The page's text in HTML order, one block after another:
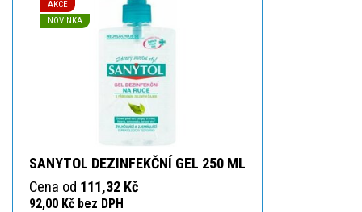
AKCE
NOVINKA
SANYTOL DEZINFEKČNÍ GEL 250 ML
Cena od 111,32 Kč
92,00 Kč bez DPH